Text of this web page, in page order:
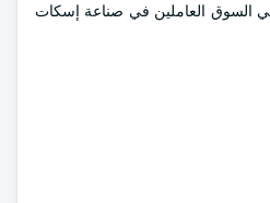
السوق العاملين في صناعة إسكات